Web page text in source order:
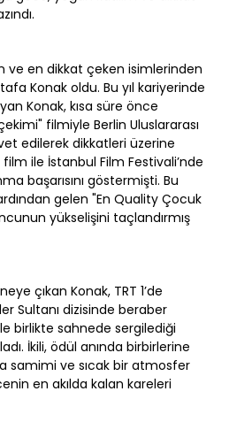
ve en dikkat çeken isimlerinden
Konak oldu. Bu yıl kariyerinde
Konak, kısa süre önce
filmiyle Berlin Uluslararası
edilerek dikkatleri üzerine
ile İstanbul Film Festivali’nde
başarısını göstermişti. Bu
gelen "En Quality Çocuk
yükselişini taçlandırmış
çıkan Konak, TRT 1’de
Sultanı dizisinde beraber
birlikte sahnede sergilediği
İkili, ödül anında birbirlerine
samimi ve sıcak bir atmosfer
en akılda kalan kareleri